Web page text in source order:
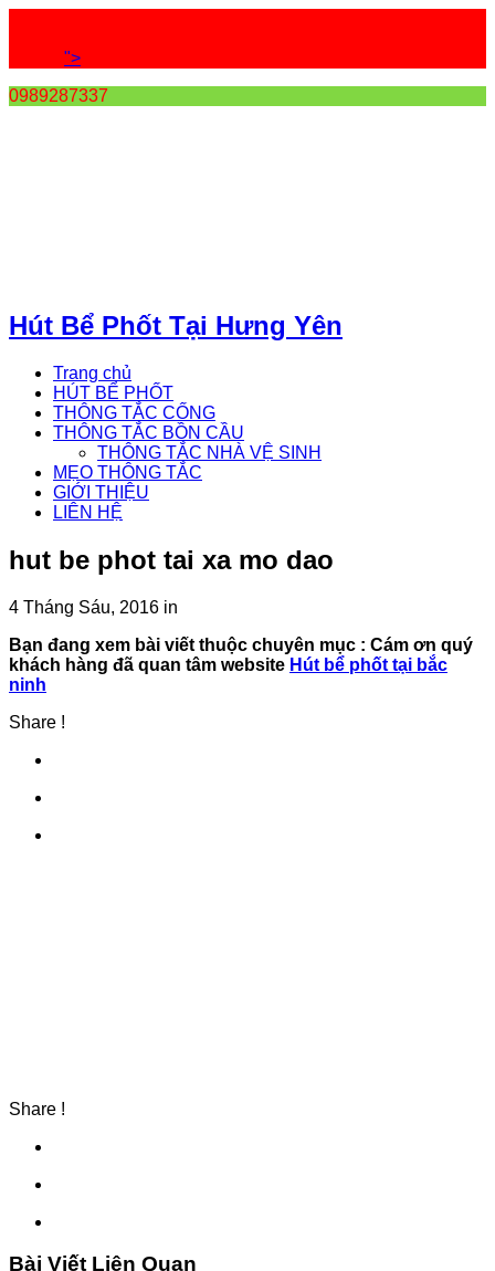
">
0989287337
Hút Bể Phốt Tại Hưng Yên
Trang chủ
HÚT BỂ PHỐT
THÔNG TẮC CỐNG
THÔNG TẮC BỒN CẦU
THÔNG TẮC NHÀ VỆ SINH
MẸO THÔNG TẮC
GIỚI THIỆU
LIÊN HỆ
hut be phot tai xa mo dao
4 Tháng Sáu, 2016 in
Bạn đang xem bài viết thuộc chuyên mục : Cám ơn quý
khách hàng đã quan tâm website Hút bể phốt tại bắc
ninh
Share !
Share !
Bài Viết Liên Quan